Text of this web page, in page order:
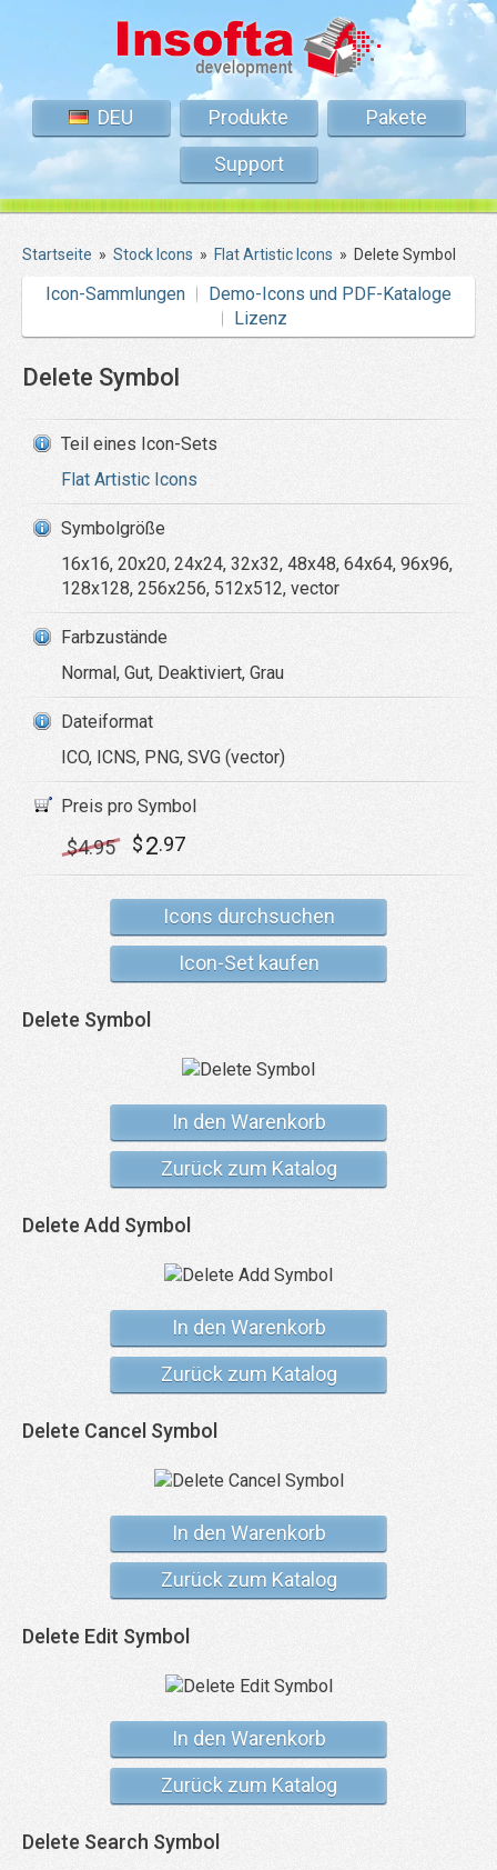
DEU Produkte
Pakete
Support
Startseite » Stock Icons » Flat Artistic Icons » Delete Symbol
Icon-Sammlungen
Demo-Icons und PDF-Kataloge
Lizenz
Delete Symbol
Teil eines Icon-Sets
Flat Artistic Icons
Symbolgröße
16x16, 20x20, 24x24, 32x32, 48x48, 64x64, 96x96,
128x128, 256x256, 512x512, vector
Farbzustände
Normal, Gut, Deaktiviert, Grau
Dateiformat
ICO, ICNS, PNG, SVG (vector)
Preis pro Symbol
$4.95 $2.97
Icons durchsuchen
Icon-Set kaufen
Delete Symbol
In den Warenkorb
Zurück zum Katalog
Delete Add Symbol
In den Warenkorb
Zurück zum Katalog
Delete Cancel Symbol
In den Warenkorb
Zurück zum Katalog
Delete Edit Symbol
In den Warenkorb
Zurück zum Katalog
Delete Search Symbol